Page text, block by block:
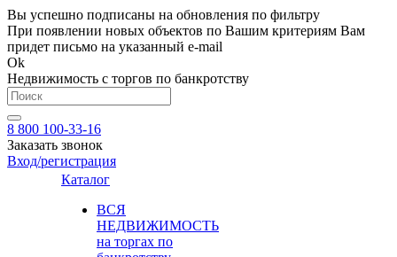
Вы успешно подписаны на обновления по фильтру
При появлении новых объектов по Вашим критериям Вам
придет письмо на указанный e-mail
Ok
Недвижимость с торгов по банкротству
8 800 100-33-16
Заказать звонок
Вход/регистрация
Каталог
ВСЯ
НЕДВИЖИМОСТЬ
на торгах по